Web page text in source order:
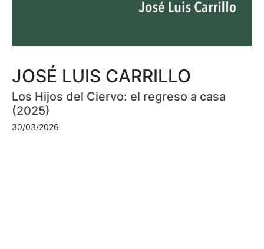
JOSÉ LUIS CARRILLO
Los Hijos del Ciervo: el regreso a casa
(2025)
30/03/2026